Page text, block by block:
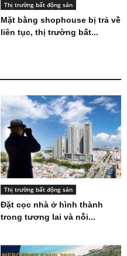
Thị trường bất động sản
Mặt bằng shophouse bị trả về
liên tục, thị trường bất...
Thị trường bất động sản
Đặt cọc nhà ở hình thành
trong tương lai và nỗi...